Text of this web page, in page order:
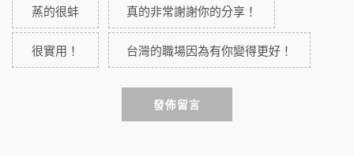
蒸的很蚌 真的非常謝謝你的分享！
很實用！ 台灣的職場因為有你變得更好！
發佈留言